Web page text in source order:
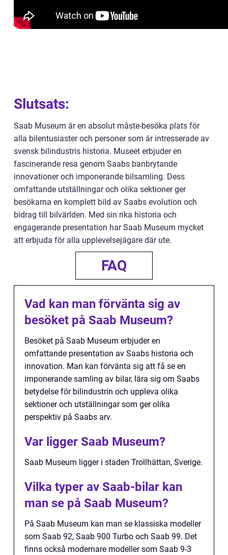
Slutsats:
Saab Museum är en absolut måste-besöka plats för
alla bilentusiaster och personer som är intresserade av
svensk bilindustris historia. Museet erbjuder en
fascinerande resa genom Saabs banbrytande
innovationer och imponerande bilsamling. Dess
omfattande utställningar och olika sektioner ger
besökarna en komplett bild av Saabs evolution och
bidrag till bilvärlden. Med sin rika historia och
engagerande presentation har Saab Museum mycket
att erbjuda för alla upplevelsejägare där ute.
FAQ
Vad kan man förvänta sig av
besöket på Saab Museum?
Besöket på Saab Museum erbjuder en
omfattande presentation av Saabs historia och
innovation. Man kan förvänta sig att få se en
imponerande samling av bilar, lära sig om Saabs
betydelse för bilindustrin och uppleva olika
sektioner och utställningar som ger olika
perspektiv på Saabs arv.
Var ligger Saab Museum?
Saab Museum ligger i staden Trollhättan, Sverige.
Vilka typer av Saab-bilar kan
man se på Saab Museum?
På Saab Museum kan man se klassiska modeller
som Saab 92, Saab 900 Turbo och Saab 99. Det
finns också modernare modeller som Saab 9-3